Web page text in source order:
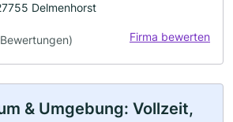
Delmenhorst
Firma bewerten
& Umgebung: Vollzeit,